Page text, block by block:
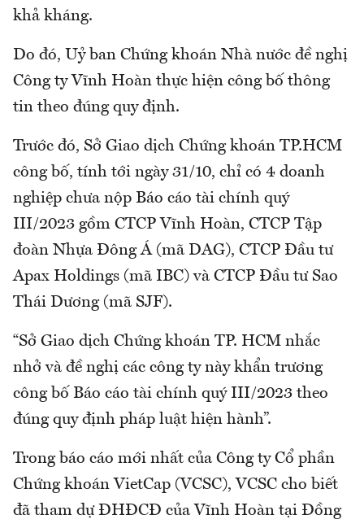
khả kháng.
Do đó, Uỷ ban Chứng khoán Nhà nước đề nghị
Công ty Vĩnh Hoàn thực hiện công bố thông
tin theo đúng quy định.
Trước đó, Sở Giao dịch Chứng khoán TP.HCM
công bố, tính tới ngày 31/10, chỉ có 4 doanh
nghiệp chưa nộp Báo cáo tài chính quý
III/2023 gồm CTCP Vĩnh Hoàn, CTCP Tập
đoàn Nhựa Đông Á (mã DAG), CTCP Đầu tư
Apax Holdings (mã IBC) và CTCP Đầu tư Sao
Thái Dương (mã SJF).
“Sở Giao dịch Chứng khoán TP. HCM nhắc
nhở và đề nghị các công ty này khẩn trương
công bố Báo cáo tài chính quý III/2023 theo
đúng quy định pháp luật hiện hành”.
Trong báo cáo mới nhất của Công ty Cổ phần
Chứng khoán VietCap (VCSC), VCSC cho biết
đã tham dự ĐHĐCĐ của Vĩnh Hoàn tại Đồng